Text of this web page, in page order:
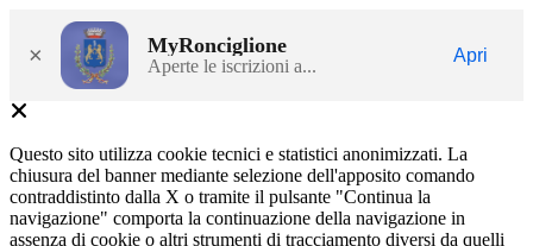
× MyRonciglione
Aperte le iscrizioni a...
Apri
Questo sito utilizza cookie tecnici e statistici anonimizzati. La
chiusura del banner mediante selezione dell'apposito comando
contraddistinto dalla X o tramite il pulsante "Continua la
navigazione" comporta la continuazione della navigazione in
assenza di cookie o altri strumenti di tracciamento diversi da quelli